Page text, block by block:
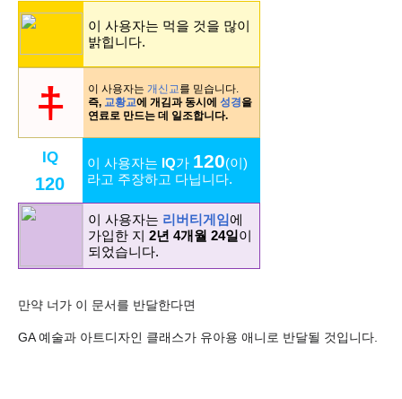
이 사용자는 먹을 것을 많이
밝힙니다.
† 이 사용자는 개신교를 믿습니다.
즉, 교황교에 개김과 동시에 성경을
연료로 만드는 데 일조합니다.
IQ
120
이 사용자는 IQ가 120(이)
라고 주장하고 다닙니다.
이 사용자는 리버티게임에
가입한 지 2년 4개월 24일이
되었습니다.
만약 너가 이 문서를 반달한다면
GA 예술과 아트디자인 클래스가 유아용 애니로 반달될 것입니다.